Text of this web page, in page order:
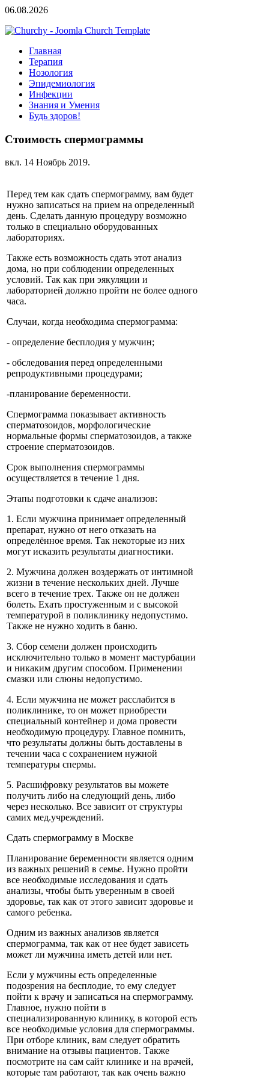
06.08.2026
Главная
Терапия
Нозология
Эпидемиология
Инфекции
Знания и Умения
Будь здоров!
Стоимость спермограммы
вкл. 14 Ноябрь 2019.
Перед тем как сдать спермограмму, вам будет
нужно записаться на прием на определенный
день. Сделать данную процедуру возможно
только в специально оборудованных
лабораториях.
Также есть возможность сдать этот анализ
дома, но при соблюдении определенных
условий. Так как при эякуляции и
лабораторией должно пройти не более одного
часа.
Случаи, когда необходима спермограмма:
- определение бесплодия у мужчин;
- обследования перед определенными
репродуктивными процедурами;
-планирование беременности.
Спермограмма показывает активность
сперматозоидов, морфологические
нормальные формы сперматозоидов, а также
строение сперматозоидов.
Срок выполнения спермограммы
осуществляется в течение 1 дня.
Этапы подготовки к сдаче анализов:
1. Если мужчина принимает определенный
препарат, нужно от него отказать на
определённое время. Так некоторые из них
могут исказить результаты диагностики.
2. Мужчина должен воздержать от интимной
жизни в течение нескольких дней. Лучше
всего в течение трех. Также он не должен
болеть. Ехать простуженным и с высокой
температурой в поликлинику недопустимо.
Также не нужно ходить в баню.
3. Сбор семени должен происходить
исключительно только в момент мастурбации
и никаким другим способом. Применении
смазки или слюны недопустимо.
4. Если мужчина не может расслабится в
поликлинике, то он может приобрести
специальный контейнер и дома провести
необходимую процедуру. Главное помнить,
что результаты должны быть доставлены в
течении часа с сохранением нужной
температуры спермы.
5. Расшифровку результатов вы можете
получить либо на следующий день, либо
через несколько. Все зависит от структуры
самих мед.учреждений.
Сдать спермограмму в Москве
Планирование беременности является одним
из важных решений в семье. Нужно пройти
все необходимые исследования и сдать
анализы, чтобы быть уверенным в своей
здоровье, так как от этого зависит здоровье и
самого ребенка.
Одним из важных анализов является
спермограмма, так как от нее будет зависеть
может ли мужчина иметь детей или нет.
Если у мужчины есть определенные
подозрения на бесплодие, то ему следует
пойти к врачу и записаться на спермограмму.
Главное, нужно пойти в
специализированную клинику, в которой есть
все необходимые условия для спермограммы.
При отборе клиник, вам следует обратить
внимание на отзывы пациентов. Также
посмотрите на сам сайт клинике и на врачей,
которые там работают, так как очень важно